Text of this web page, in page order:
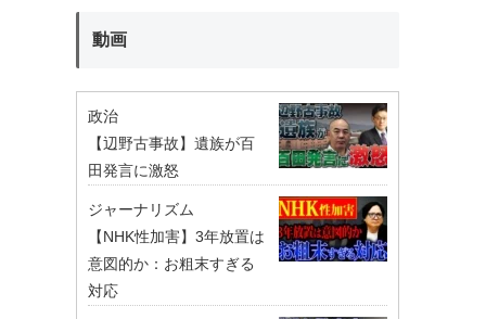
動画
政治
【辺野古事故】遺族が百
田発言に激怒
ジャーナリズム
【NHK性加害】3年放置は
意図的か：お粗末すぎる
対応